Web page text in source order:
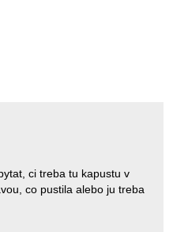
ci treba tu kapustu v
co pustila alebo ju treba